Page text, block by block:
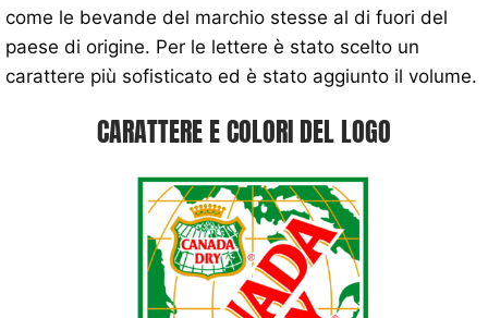
come le bevande del marchio stesse al di fuori del
paese di origine. Per le lettere è stato scelto un
carattere più sofisticato ed è stato aggiunto il volume.
CARATTERE E COLORI DEL LOGO